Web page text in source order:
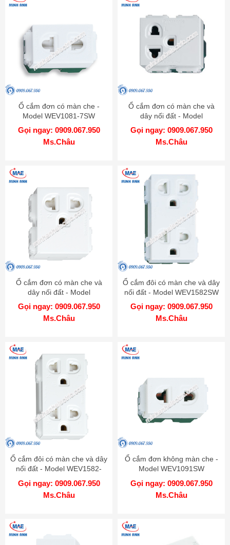
Ổ cắm đơn có màn che -
Model WEV1081-7SW
Gọi ngay: 0909.067.950
Ms.Châu
Ổ cắm đơn có màn che và
dây nối đất - Model
WEV1181SW
Gọi ngay: 0909.067.950
Ms.Châu
Ổ cắm đơn có màn che và
dây nối đất - Model
WEV1181-7SW
Gọi ngay: 0909.067.950
Ms.Châu
Ổ cắm đôi có màn che và dây
nối đất - Model WEV1582SW
Gọi ngay: 0909.067.950
Ms.Châu
Ổ cắm đôi có màn che và dây
nối đất - Model WEV1582-
7SW
Gọi ngay: 0909.067.950
Ms.Châu
Ổ cắm đơn không màn che -
Model WEV1091SW
Gọi ngay: 0909.067.950
Ms.Châu